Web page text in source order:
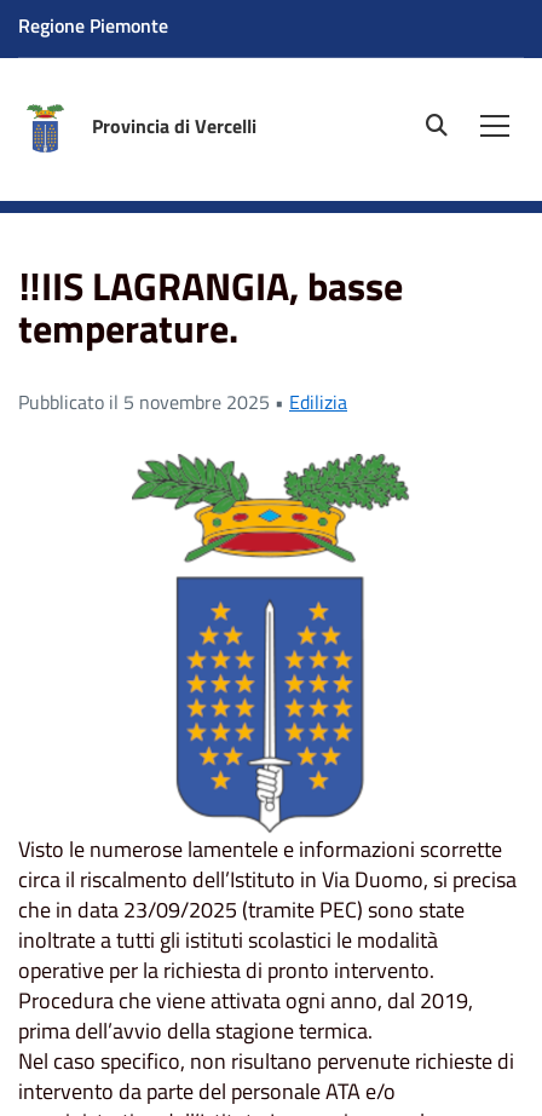
Regione Piemonte
Provincia di Vercelli site.searc
Home News ‼️IIS LAGRANGIA, basse temperature.
‼️IIS LAGRANGIA, basse
temperature.
Pubblicato il 5 novembre 2025 • Edilizia
Visto le numerose lamentele e informazioni scorrette
circa il riscalmento dell’Istituto in Via Duomo, si precisa
che in data 23/09/2025 (tramite PEC) sono state
inoltrate a tutti gli istituti scolastici le modalità
operative per la richiesta di pronto intervento.
Procedura che viene attivata ogni anno, dal 2019,
prima dell’avvio della stagione termica.
Nel caso specifico, non risultano pervenute richieste di
intervento da parte del personale ATA e/o